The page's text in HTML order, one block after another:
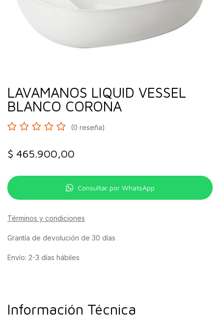
LAVAMANOS LIQUID VESSEL
BLANCO CORONA
(0 reseña)
$ 465.900,00
Consultar por WhatsApp
Términos y condiciones
Grantía de devolución de 30 días
Envío: 2-3 días hábiles
Información Técnica